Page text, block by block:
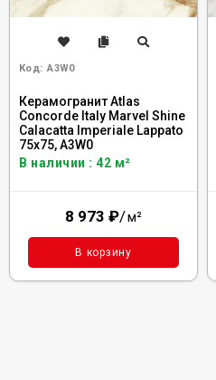
Код: A3W0
Керамогранит Atlas
Concorde Italy Marvel Shine
Calacatta Imperiale Lappato
75x75, A3W0
В наличии : 42 м²
8 973 ₽/м²
В корзину